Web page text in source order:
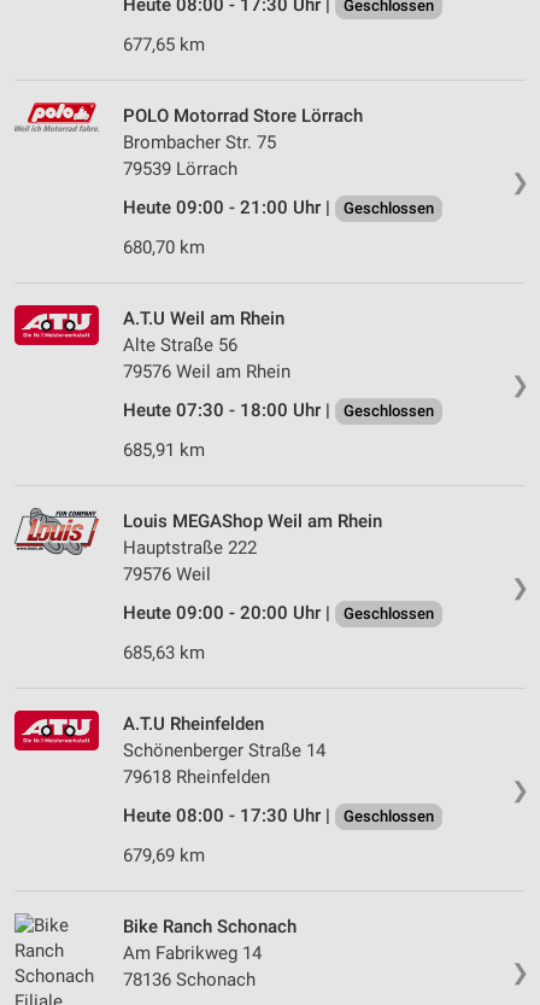
Heute 08:00 - 17:30 Uhr | Geschlossen
677,65 km
❯
POLO Motorrad Store Lörrach
Brombacher Str. 75
79539 Lörrach
Heute 09:00 - 21:00 Uhr |
Geschlossen
680,70 km
❯
A.T.U Weil am Rhein
Alte Straße 56
79576 Weil am Rhein
Heute 07:30 - 18:00 Uhr |
Geschlossen
685,91 km
❯
Louis MEGAShop Weil am Rhein
Hauptstraße 222
79576 Weil
Heute 09:00 - 20:00 Uhr |
Geschlossen
685,63 km
❯
A.T.U Rheinfelden
Schönenberger Straße 14
79618 Rheinfelden
Heute 08:00 - 17:30 Uhr |
Geschlossen
679,69 km
❯
Bike Ranch Schonach
Am Fabrikweg 14
78136 Schonach